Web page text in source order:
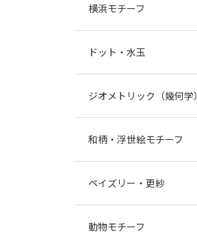
横浜モチーフ
ドット・水玉
ジオメトリック（幾何学）
和柄・浮世絵モチーフ
ペイズリー・更紗
動物モチーフ